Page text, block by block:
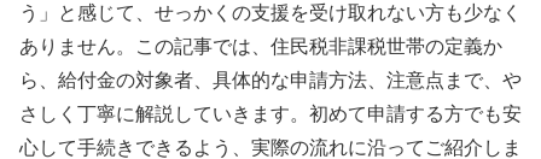
う」と感じて、せっかくの支援を受け取れない方も少なく
ありません。この記事では、住民税非課税世帯の定義か
ら、給付金の対象者、具体的な申請方法、注意点まで、や
さしく丁寧に解説していきます。初めて申請する方でも安
心して手続きできるよう、実際の流れに沿ってご紹介しま